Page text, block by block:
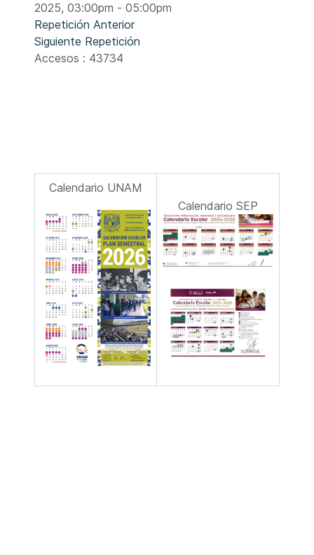
2025, 03:00pm - 05:00pm
Repetición Anterior
Siguiente Repetición
Accesos : 43734
Calendario UNAM
Calendario SEP